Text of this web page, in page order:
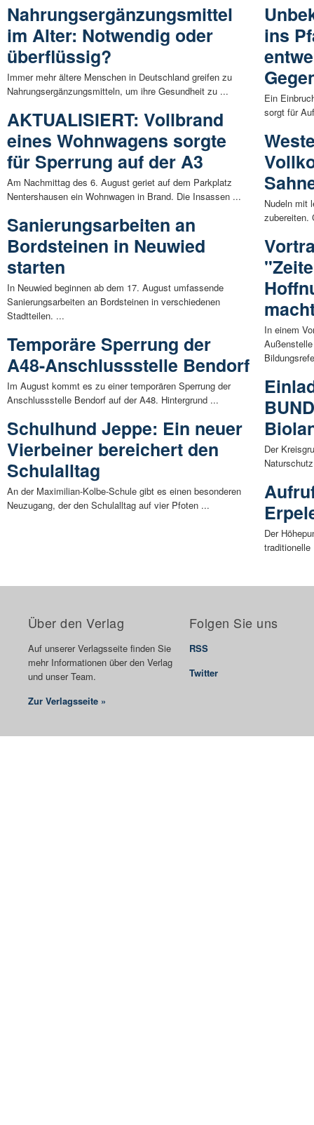
Nahrungsergänzungsmittel
im Alter: Notwendig oder
überflüssig?
Immer mehr ältere Menschen in Deutschland greifen zu
Nahrungsergänzungsmitteln, um ihre Gesundheit zu ...
AKTUALISIERT: Vollbrand
eines Wohnwagens sorgte
für Sperrung auf der A3
Am Nachmittag des 6. August geriet auf dem Parkplatz
Nentershausen ein Wohnwagen in Brand. Die Insassen ...
Sanierungsarbeiten an
Bordsteinen in Neuwied
starten
In Neuwied beginnen ab dem 17. August umfassende
Sanierungsarbeiten an Bordsteinen in verschiedenen
Stadtteilen. ...
Temporäre Sperrung der
A48-Anschlussstelle Bendorf
Im August kommt es zu einer temporären Sperrung der
Anschlussstelle Bendorf auf der A48. Hintergrund ...
Schulhund Jeppe: Ein neuer
Vierbeiner bereichert den
Schulalltag
An der Maximilian-Kolbe-Schule gibt es einen besonderen
Neuzugang, der den Schulalltag auf vier Pfoten ...
ins
Ein
sorgt für
Nudeln mit
zubereiten.
In einem
Der
Der
Über den Verlag
Auf unserer Verlagsseite finden Sie
mehr Informationen über den Verlag
und unser Team.
Zur Verlagsseite »
Folgen Sie uns
RSS
Twitter